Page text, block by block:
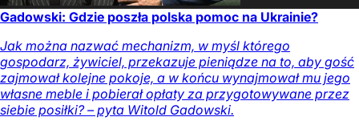
Gadowski: Gdzie poszła polska pomoc na Ukrainie?
Jak można nazwać mechanizm, w myśl którego
gospodarz, żywiciel, przekazuje pieniądze na to, aby gość
zajmował kolejne pokoje, a w końcu wynajmował mu jego
własne meble i pobierał opłaty za przygotowywane przez
siebie posiłki? – pyta Witold Gadowski.